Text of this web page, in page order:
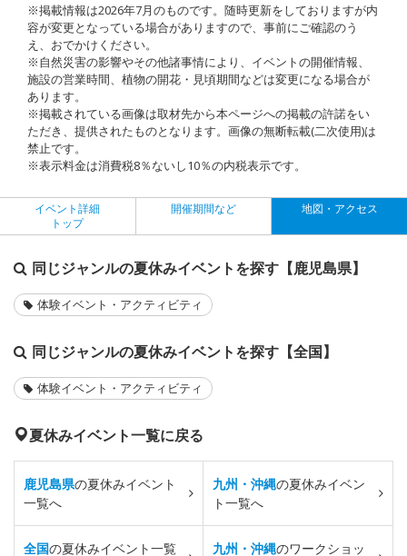
※掲載情報は2026年7月のものです。随時更新をしておりますが内
容が変更となっている場合がありますので、事前にご確認のう
え、おでかけください。
※自然災害の影響やその他諸事情により、イベントの開催情報、
施設の営業時間、植物の開花・見頃期間などは変更になる場合が
あります。
※掲載されている画像は取材先から本ページへの掲載の許諾をい
ただき、提供されたものとなります。画像の無断転載(二次使用)は
禁止です。
※表示料金は消費税8％ないし10％の内税表示です。
イベント詳細
トップ
開催期間など 地図・アクセス
同じジャンルの夏休みイベントを探す【鹿児島県】
体験イベント・アクティビティ
同じジャンルの夏休みイベントを探す【全国】
体験イベント・アクティビティ
夏休みイベント一覧に戻る
鹿児島県の夏休みイベント
一覧へ
九州・沖縄の夏休みイベン
ト一覧へ
全国の夏休みイベント一覧 九州・沖縄のワークショッ